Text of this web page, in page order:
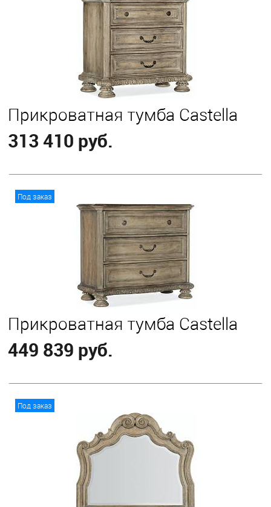
Eastern King
Прикроватная тумба Castella
313 410 руб.
Под заказ
Прикроватная тумба Castella
449 839 руб.
Под заказ